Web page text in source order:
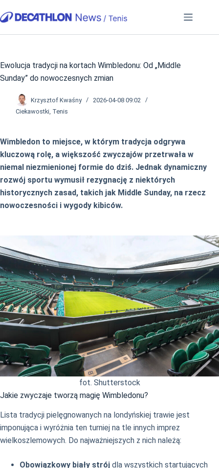
do
Ewolucja tradycji na kortach Wimbledonu: Od „Middle
Sunday” do nowoczesnych zmian
Krzysztof Kwaśny
2026-04-08 09:02
Ciekawostki, Tenis
Wimbledon to miejsce, w którym tradycja odgrywa
kluczową rolę, a większość zwyczajów przetrwała w
niemal niezmienionej formie do dziś. Jednak dynamiczny
rozwój sportu wymusił rezygnację z niektórych
historycznych zasad, takich jak Middle Sunday, na rzecz
nowoczesności i wygody kibiców.
fot. Shutterstock
Jakie zwyczaje tworzą magię Wimbledonu?
Lista tradycji pielęgnowanych na londyńskiej trawie jest
imponująca i wyróżnia ten turniej na tle innych imprez
wielkoszlemowych. Do najważniejszych z nich należą:
Obowiązkowy biały strój dla wszystkich startujących